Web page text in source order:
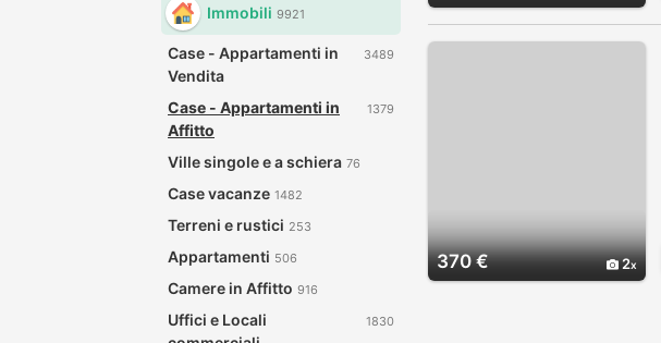
Immobili 9921
Case - Appartamenti in
Vendita
3489
Case - Appartamenti in
Affitto
1379
Ville singole e a schiera 76
Case vacanze 1482
Terreni e rustici 253
Appartamenti 506
Camere in Affitto 916
Uffici e Locali
1830
370 € 2